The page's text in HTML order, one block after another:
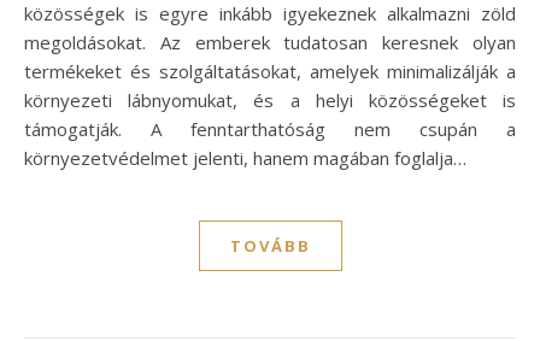
közösségek is egyre inkább igyekeznek alkalmazni zöld
megoldásokat. Az emberek tudatosan keresnek olyan
termékeket és szolgáltatásokat, amelyek minimalizálják a
környezeti lábnyomukat, és a helyi közösségeket is
támogatják. A fenntarthatóság nem csupán a
környezetvédelmet jelenti, hanem magában foglalja…
TOVÁBB